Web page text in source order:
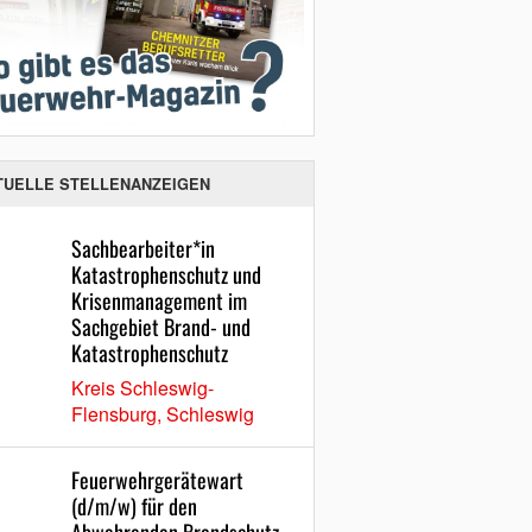
STELLENANZEIGEN
Sachbearbeiter*in
Katastrophenschutz und
Krisenmanagement im
Sachgebiet Brand- und
Katastrophenschutz
Kreis Schleswig-
Flensburg, Schleswig
Feuerwehrgerätewart
(d/m/w) für den